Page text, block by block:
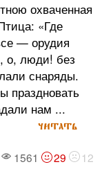
охваченная
«Где
— орудия
о, люди! без
снаряды.
праздновать
нам ...
читать
1561 29 12